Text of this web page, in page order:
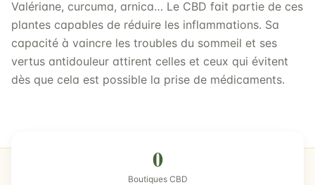
Valériane, curcuma, arnica… Le CBD fait partie de ces
plantes capables de réduire les inflammations. Sa
capacité à vaincre les troubles du sommeil et ses
vertus antidouleur attirent celles et ceux qui évitent
dès que cela est possible la prise de médicaments.
0
Boutiques CBD